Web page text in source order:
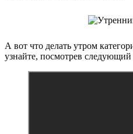
А вот что делать утром
узнайте, посмотрев следующий